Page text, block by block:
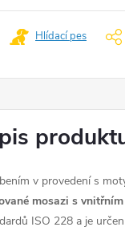
Hlídací pes
v provedení s
mosazi s
ISO 228 a je